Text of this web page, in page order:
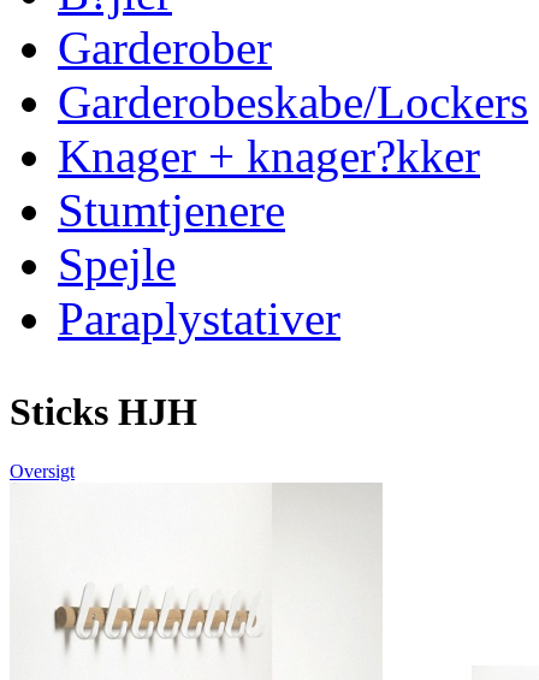
Garderober
Garderobeskabe/Lockers
Knager + knager?kker
Stumtjenere
Spejle
Paraplystativer
Sticks HJH
Oversigt